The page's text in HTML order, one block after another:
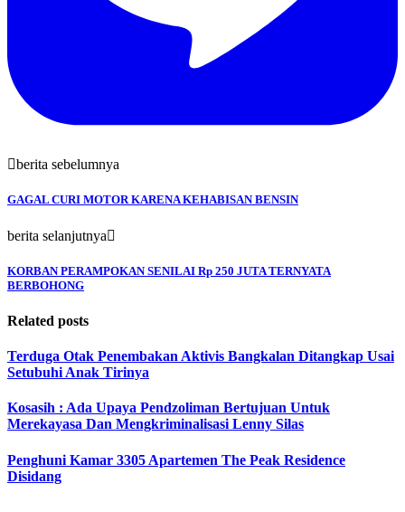
berita sebelumnya
GAGAL CURI MOTOR KARENA KEHABISAN BENSIN
berita selanjutnya
KORBAN PERAMPOKAN SENILAI Rp 250 JUTA TERNYATA
BERBOHONG
Related posts
Terduga Otak Penembakan Aktivis Bangkalan Ditangkap Usai
Setubuhi Anak Tirinya
Kosasih : Ada Upaya Pendzoliman Bertujuan Untuk
Merekayasa Dan Mengkriminalisasi Lenny Silas
Penghuni Kamar 3305 Apartemen The Peak Residence
Disidang